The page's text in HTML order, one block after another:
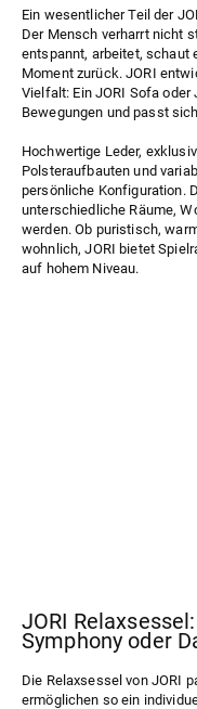
Ein wesentlicher Teil der
Der Mensch verharrt nicht
entspannt, arbeitet, schaut
Moment zurück. JORI
Vielfalt: Ein JORI Sofa
Bewegungen und passt
Hochwertige Leder,
Polsteraufbauten und
persönliche Konfiguration.
unterschiedliche Räume,
werden. Ob puristisch,
wohnlich, JORI bietet
auf hohem Niveau.
JORI
Symphony oder
Die Relaxsessel von JORI
ermöglichen so ein